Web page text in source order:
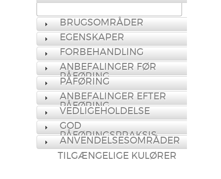
BRUGSOMRÅDER
EGENSKAPER
FORBEHANDLING
ANBEFALINGER FØR
PÅFØRING
PÅFØRING
ANBEFALINGER EFTER
PÅFØRING
VEDLIGEHOLDELSE
GOD
PÅFØRINGSPRAKSIS
ANVENDELSESOMRÅDER
TILGÆNGELIGE KULØRER